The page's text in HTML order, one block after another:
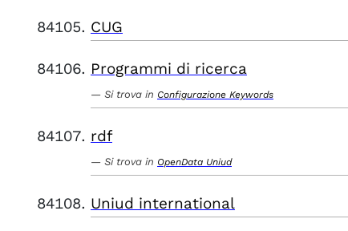
CUG
Programmi di ricerca
Si trova in Configurazione Keywords
rdf
Si trova in OpenData Uniud
Uniud international